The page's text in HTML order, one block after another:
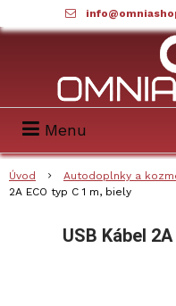
Menu
Úvod Autodoplnky a
2A ECO typ C 1 m, biely
USB Kábel